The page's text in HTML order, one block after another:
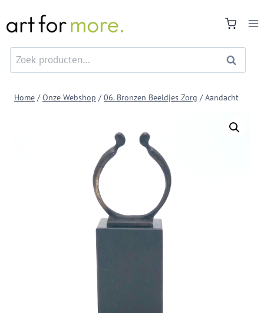
naar
Zoeken
naar:
Zoeken
Home / Onze Webshop / 06. Bronzen Beeldjes Zorg / Aandacht